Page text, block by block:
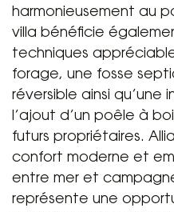
harmonieusement au
villa bénéficie
techniques
forage, une fosse
réversible ainsi
l’ajout d’un poêle à
futurs propriétaires.
confort moderne et
entre mer et
représente une